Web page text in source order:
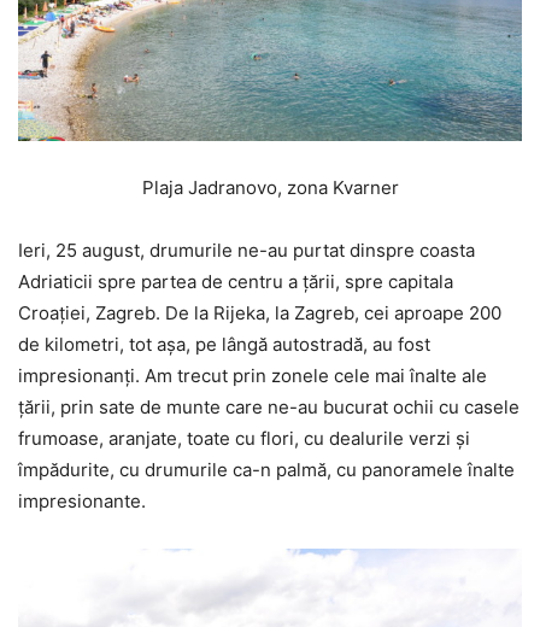
Plaja Jadranovo, zona Kvarner
Ieri, 25 august, drumurile ne-au purtat dinspre coasta
Adriaticii spre partea de centru a țării, spre capitala
Croației, Zagreb. De la Rijeka, la Zagreb, cei aproape 200
de kilometri, tot așa, pe lângă autostradă, au fost
impresionanți. Am trecut prin zonele cele mai înalte ale
țării, prin sate de munte care ne-au bucurat ochii cu casele
frumoase, aranjate, toate cu flori, cu dealurile verzi și
împădurite, cu drumurile ca-n palmă, cu panoramele înalte
impresionante.